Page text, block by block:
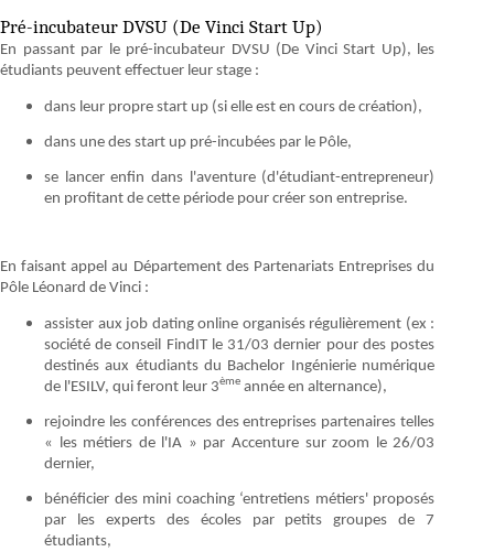
Pré-incubateur DVSU (De Vinci Start Up)
En passant par le pré-incubateur DVSU (De Vinci Start Up), les
étudiants peuvent effectuer leur stage :
dans leur propre start up (si elle est en cours de création),
dans une des start up pré-incubées par le Pôle,
se lancer enfin dans l'aventure (d'étudiant-entrepreneur)
en profitant de cette période pour créer son entreprise.
En faisant appel au Département des Partenariats Entreprises du
Pôle Léonard de Vinci :
assister aux job dating online organisés régulièrement (ex :
société de conseil FindIT le 31/03 dernier pour des postes
destinés aux étudiants du Bachelor Ingénierie numérique
de l'ESILV, qui feront leur 3ème année en alternance),
rejoindre les conférences des entreprises partenaires telles
« les métiers de l'IA » par Accenture sur zoom le 26/03
dernier,
bénéficier des mini coaching ‘entretiens métiers' proposés
par les experts des écoles par petits groupes de 7
étudiants,